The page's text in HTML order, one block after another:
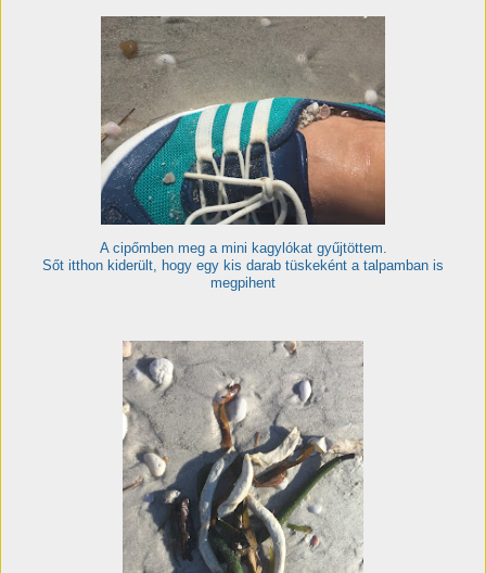
A cipőmben meg a mini kagylókat gyűjtöttem.
Sőt itthon kiderült, hogy egy kis darab tüskeként a talpamban is
megpihent